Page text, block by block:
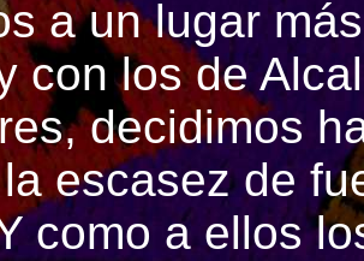
a un lugar
con los de
decidimos
escasez de
como a ellos